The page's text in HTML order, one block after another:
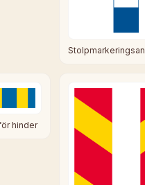
hinder